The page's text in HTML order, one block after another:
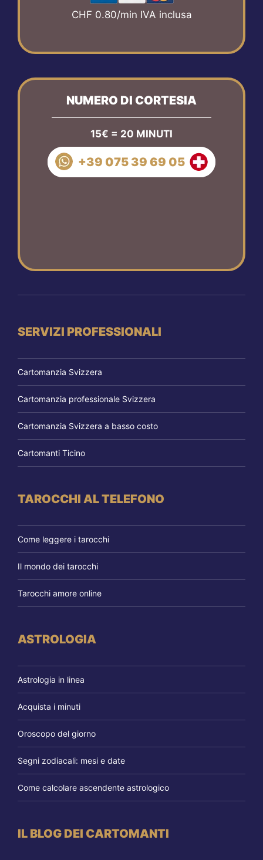
CHF 0.80/min IVA inclusa
NUMERO DI CORTESIA
15€ = 20 MINUTI
+39 075 39 69 05
SERVIZI PROFESSIONALI
Cartomanzia Svizzera
Cartomanzia professionale Svizzera
Cartomanzia Svizzera a basso costo
Cartomanti Ticino
TAROCCHI AL TELEFONO
Come leggere i tarocchi
Il mondo dei tarocchi
Tarocchi amore online
ASTROLOGIA
Astrologia in linea
Acquista i minuti
Oroscopo del giorno
Segni zodiacali: mesi e date
Come calcolare ascendente astrologico
IL BLOG DEI CARTOMANTI